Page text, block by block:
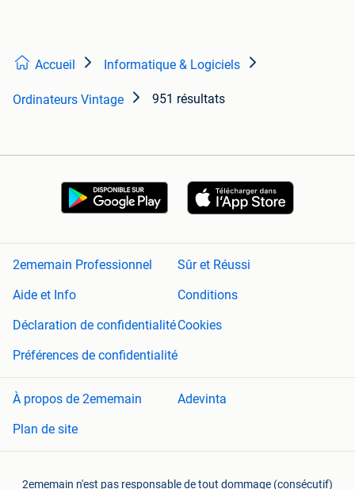
Accueil Informatique & Logiciels
Ordinateurs Vintage 951 résultats
2ememain Professionnel
Sûr et Réussi
Aide et Info
Conditions
Déclaration de confidentialitéCookies
Préférences de confidentialité
À propos de 2ememain
Adevinta
Plan de site
2ememain n'est pas responsable de tout dommage (consécutif)